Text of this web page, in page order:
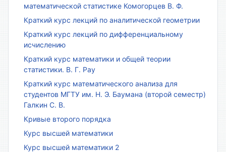
математической статистике Комогорцев В. Ф.
Краткий курс лекций по аналитической геометрии
Краткий курс лекций по дифференциальному
исчислению
Краткий курс математики и общей теории
статистики. В. Г. Рау
Краткий курс математического анализа для
студентов МГТУ им. Н. Э. Баумана (второй семестр)
Галкин С. В.
Кривые второго порядка
Курс высшей математики
Курс высшей математики 2